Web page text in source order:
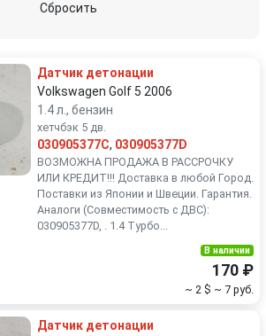
Skoda
Suzuki
Volkswagen
Сбросить
Датчик детонации
Volkswagen Golf 5 2006
1.4 л., бензин
хетчбэк 5 дв.
030905377C, 030905377D
ВОЗМОЖНА ПРОДАЖА В РАССРОЧКУ
ИЛИ КРЕДИТ!!! Доставка в любой Город.
Поставки из Японии и Швеции. Гарантия.
Аналоги (Совместимость с ДВС):
030905377D, . 1.4 Турбо...
В наличии
170 ₽
~ 2 $ ~ 7 руб.
Датчик детонации